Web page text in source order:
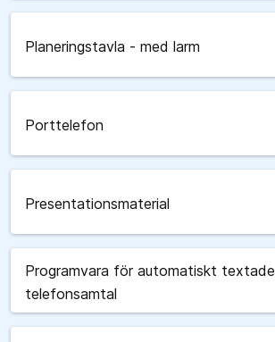
Planeringstavla - med larm
Porttelefon
Presentationsmaterial
Programvara för automatiskt textade
telefonsamtal